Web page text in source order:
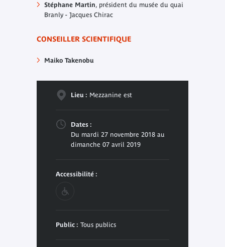
Stéphane Martin, président du musée du quai
Branly - Jacques Chirac
CONSEILLER SCIENTIFIQUE
Maiko Takenobu
Lieu : Mezzanine est
Dates :
Du mardi 27 novembre 2018 au
dimanche 07 avril 2019
Accessibilité :
Public : Tous publics